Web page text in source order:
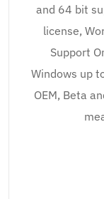
and 64 bit
license,
Support
Windows up
OEM, Beta